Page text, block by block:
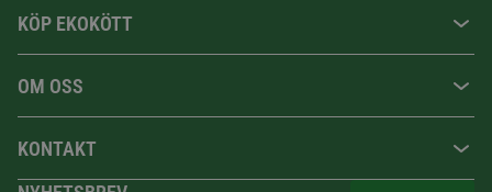
KÖP EKOKÖTT
OM OSS
KONTAKT